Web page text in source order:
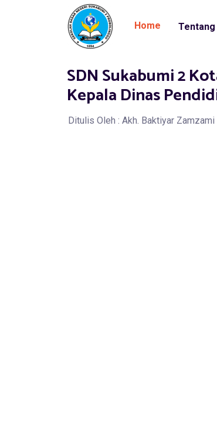
Home Tentang
SDN Sukabumi 2
Kepala Dinas
Ditulis Oleh : Akh. Baktiyar Zamzami